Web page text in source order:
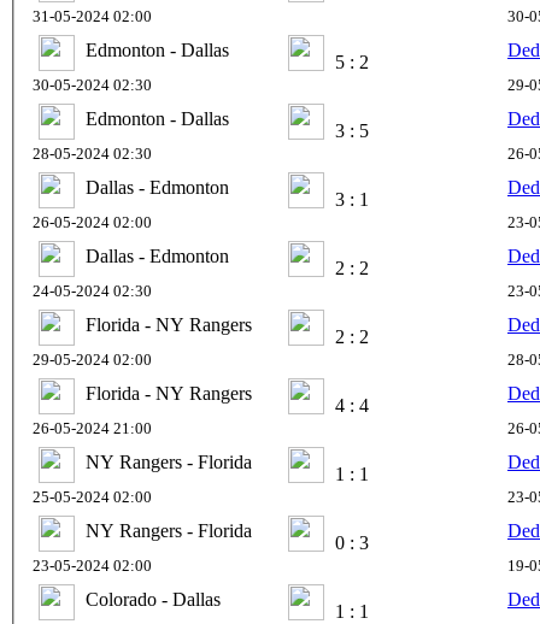
31-05-2024 02:00 30-
Edmonton - Dallas
5 : 2
30-05-2024 02:30 29-
Edmonton - Dallas
3 : 5
28-05-2024 02:30 26-
Dallas - Edmonton
3 : 1
26-05-2024 02:00 23-
Dallas - Edmonton
2 : 2
24-05-2024 02:30 23-
Florida - NY Rangers
2 : 2
29-05-2024 02:00 28-
Florida - NY Rangers
4 : 4
26-05-2024 21:00 26-
NY Rangers - Florida
1 : 1
25-05-2024 02:00 23-
NY Rangers - Florida
0 : 3
23-05-2024 02:00 19-
Colorado - Dallas
1 : 1